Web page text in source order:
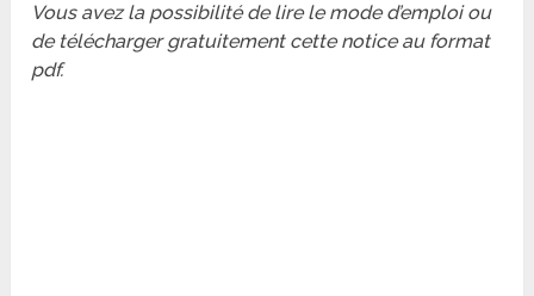
Vous avez la possibilité de lire le mode d’emploi ou
de télécharger gratuitement cette notice au format
pdf.